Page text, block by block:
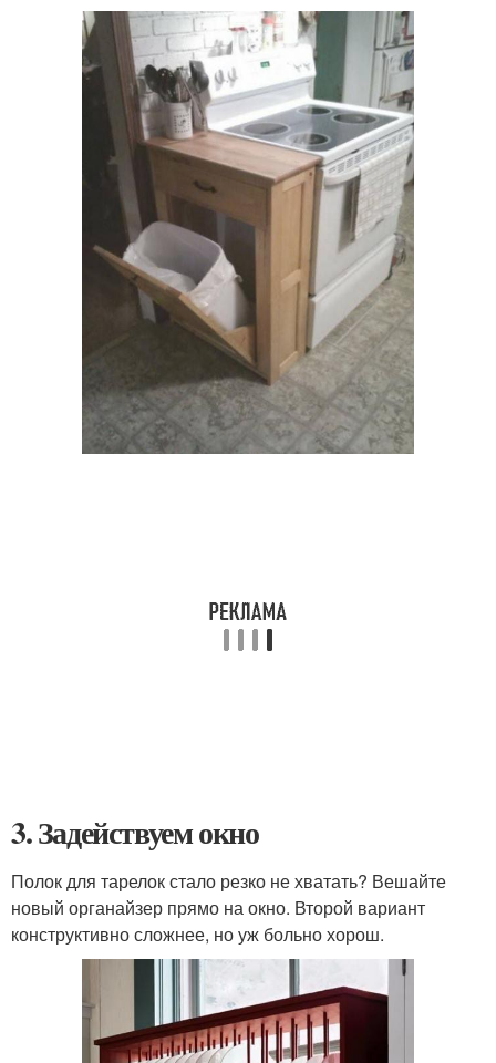
3. Задействуем окно
Полок для тарелок стало резко не хватать? Вешайте
новый органайзер прямо на окно. Второй вариант
конструктивно сложнее, но уж больно хорош.